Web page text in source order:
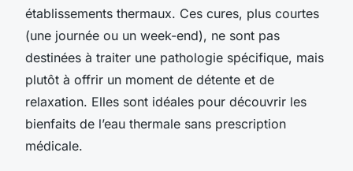
établissements thermaux. Ces cures, plus courtes
(une journée ou un week-end), ne sont pas
destinées à traiter une pathologie spécifique, mais
plutôt à offrir un moment de détente et de
relaxation. Elles sont idéales pour découvrir les
bienfaits de l’eau thermale sans prescription
médicale.